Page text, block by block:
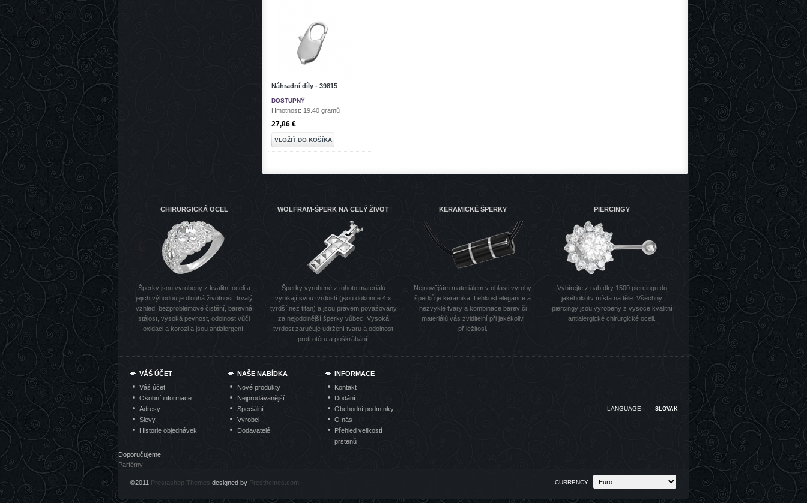
Náhradní díly - 39815
DOSTUPNÝ
Hmotnost: 19.40 gramů
27,86 €
VLOŽIŤ DO KOŠÍKA
CHIRURGICKÁ OCEL
Šperky jsou vyrobeny z kvalitní oceli a
jejich výhodou je dlouhá životnost, trvalý
vzhled, bezproblémové čistění, barevná
stálost, vysoká pevnost, odolnost vůči
oxidaci a korozi a jsou antialergení.
WOLFRAM-ŠPERK NA CELÝ ŽIVOT
Šperky vyrobené z tohoto materiálu
vynikají svou tvrdostí (jsou dokonce 4 x
tvrdší než titan) a jsou právem považovány
za nejodolnější šperky vůbec. Vysoká
tvrdost zaručuje udržení tvaru a odolnost
proti otěru a poškrábání.
KERAMICKÉ ŠPERKY
Nejnovějším materiálem v oblasti výroby
šperků je keramika. Lehkost,elegance a
nezvyklé tvary a kombinace barev či
materiálů vás zviditelní při jakékoliv
příležitosi.
PIERCINGY
Vybírejte z nabídky 1500 piercingu do
jakéhokoliv místa na těle. Všechny
piercingy jsou vyrobeny z vysoce kvalitní
antialergické chirurgické oceli.
VÁŠ ÚČET
Váš účet
Osobní informace
Adresy
Slevy
Historie objednávek
NAŠE NABÍDKA
Nové produkty
Nejprodávanější
Speciální
Výrobci
Dodavatelé
INFORMACE
Kontakt
Dodání
Obchodní podmínky
O nás
Přehled velikostí
prstenů
LANGUAGE | SLOVAK
©2011 Prestashop Themes designed by Presthemes.com CURRENCY
Doporučujeme:
Parfémy